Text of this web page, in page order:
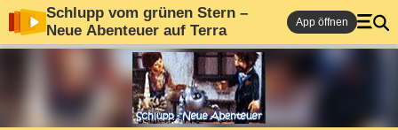
Schlupp vom grünen Stern –
Neue Abenteuer auf Terra
App öffnen